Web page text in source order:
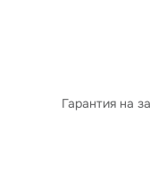
Гарантия на